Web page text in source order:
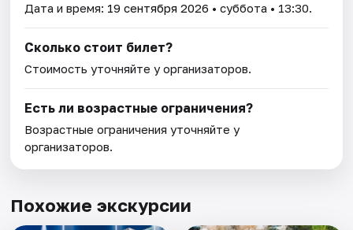
Дата и время: 19 сентября 2026 • суббота • 13:30.
Сколько стоит билет?
Стоимость уточняйте у организаторов.
Есть ли возрастные ограничения?
Возрастные ограничения уточняйте у
организаторов.
Похожие экскурсии